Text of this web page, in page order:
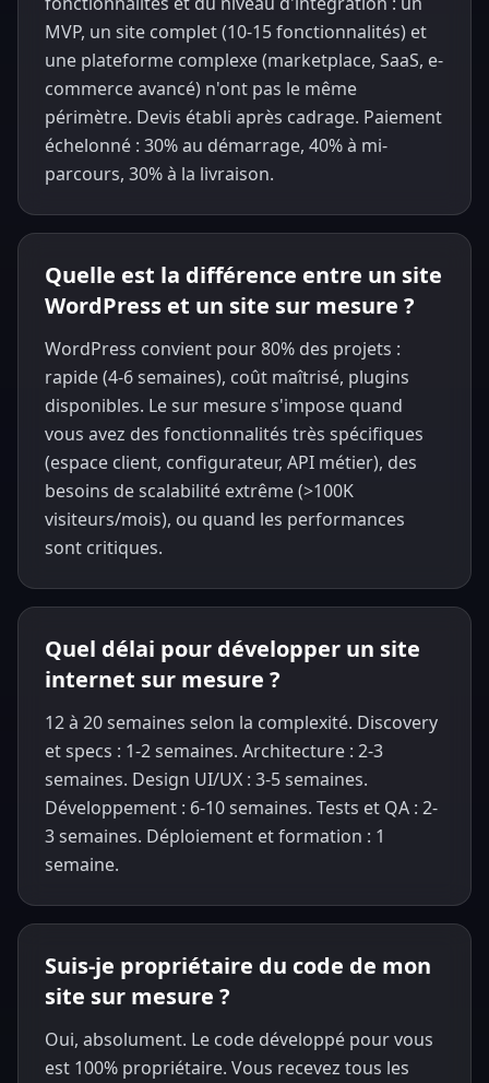
MVP, un site complet (10-15 fonctionnalités) et
une plateforme complexe (marketplace, SaaS, e-
commerce avancé) n'ont pas le même
périmètre. Devis établi après cadrage. Paiement
échelonné : 30% au démarrage, 40% à mi-
parcours, 30% à la livraison.
Quelle est la différence entre un site
WordPress et un site sur mesure ?
WordPress convient pour 80% des projets :
rapide (4-6 semaines), coût maîtrisé, plugins
disponibles. Le sur mesure s'impose quand
vous avez des fonctionnalités très spécifiques
(espace client, configurateur, API métier), des
besoins de scalabilité extrême (>100K
visiteurs/mois), ou quand les performances
sont critiques.
Quel délai pour développer un site
internet sur mesure ?
12 à 20 semaines selon la complexité. Discovery
et specs : 1-2 semaines. Architecture : 2-3
semaines. Design UI/UX : 3-5 semaines.
Développement : 6-10 semaines. Tests et QA : 2-
3 semaines. Déploiement et formation : 1
semaine.
Suis-je propriétaire du code de mon
site sur mesure ?
Oui, absolument. Le code développé pour vous
est 100% propriétaire. Vous recevez tous les